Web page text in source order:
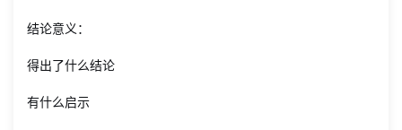
结论意义：
得出了什么结论
有什么启示